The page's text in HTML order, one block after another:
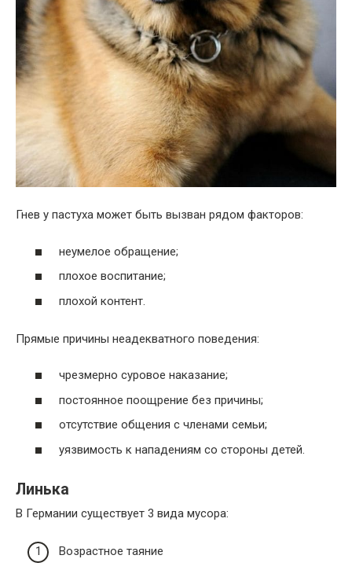
Гнев у пастуха может быть вызван рядом факторов:
неумелое обращение;
плохое воспитание;
плохой контент.
Прямые причины неадекватного поведения:
чрезмерно суровое наказание;
постоянное поощрение без причины;
отсутствие общения с членами семьи;
уязвимость к нападениям со стороны детей.
Линька
В Германии существует 3 вида мусора:
Возрастное таяние